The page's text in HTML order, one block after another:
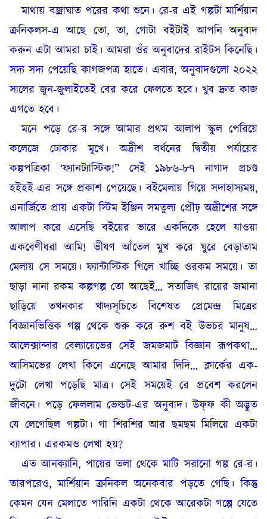
মাথায় বজ্রাঘাত পরের কথা শুনে। রে-র এই গল্পটা মার্শিয়ান
ক্রনিকলস-এ আছে তো, তা, গোটা বইটাই আপনি অনুবাদ
করুন এটা আমরা চাই। আমরা ওঁর অনুবাদের রাইটস কিনেছি।
সদ্য সদ্য পেয়েছি কাগজপত্র হাতে। এবার, অনুবাদগুলো ২০২২
সালের জুন-জুলাইতেই বের করে ফেলতে হবে। খুব দ্রুত কাজ
এগতে হবে।
মনে পড়ে রে-র সঙ্গে আমার প্রথম আলাপ স্কুল পেরিয়ে
কলেজে ঢোকার মুখে। অদ্রীশ বর্ধনের দ্বিতীয় পর্যায়ের
কল্পপত্রিকা ‘ফ্যানট্যাস্টিক!” সেই ১৯৮৬-৮৭ নাগাদ প্রচণ্ড
হইহই-এর সঙ্গে প্রকাশ পেয়েছে। বইমেলায় গিয়ে সদাহাস্যময়,
এনার্জিতে প্রায় একটা স্টিম ইঞ্জিন সমতুল্য প্রৌঢ় অদ্রীশের সঙ্গে
আলাপ করে এসেছি বইয়ের ভারে একদিকে হেলে যাওয়া
একবেণীধরা আমি! ভীষণ আঁতেল মুখ করে ঘুরে বেড়াতাম
মেলায় সে সময়ে। ফ্যান্টাস্টিক গিলে খাচ্ছি ওরকম সময়ে। তা
ছাড়া নানা রকম কল্পগল্প তো আছেই… সত্যজিৎ রায়ের জমানা
ছাড়িয়ে তখনকার খাদ্যসূচিতে বিশেষত প্রেমেন্দ্র মিত্রের
বিজ্ঞানভিত্তিক গল্প থেকে শুরু করে রুশ বই উভচর মানুষ…
আলেক্সান্দার বেল্যায়েভের সেই জমজমাট বিজ্ঞান রূপকথা…
আসিমভের লেখা কিনে এনেছে আমার দিদি… ক্লার্কের এক-
দুটো লেখা পড়েছি মাত্র। সেই সময়েই রে প্রবেশ করলেন
জীবনে। পড়ে ফেললাম ভেল্ডট-এর অনুবাদ। উফ্‌ফ কী অদ্ভুত
যে লেগেছিল গল্পটা। গা শিরশির আর ছমছম মিলিয়ে একটা
ব্যাপার। এরকমও লেখা হয়?
এত আনক্যানি, পায়ের তলা থেকে মাটি সরানো গল্প রে-র।
তারপরেও, মার্শিয়ান ক্রনিকল অনেকবার পড়তে গেছি। কিন্তু
কেমন যেন মেলাতে পারিনি একটা থেকে আরেকটা গল্পে যেতে